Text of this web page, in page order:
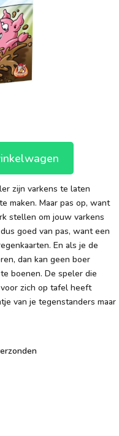
zijn varkens te laten
maken. Maar pas op, want
stellen om jouw varkens
goed van pas, want een
En als je de
dan kan geen boer
boenen. De speler die
zich op tafel heeft
van je tegenstanders maar